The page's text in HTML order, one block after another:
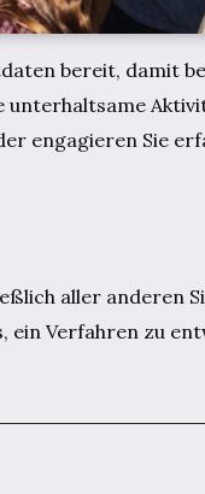
bereit, damit
unterhaltsame
engagieren Sie
aller anderen
Verfahren zu